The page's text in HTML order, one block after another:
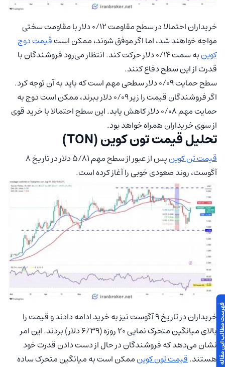
خریداران احتمالا در سطح مقاومت ۰/۱۲ دلار با مقاومت سختی
مواجه خواهند شد، اما اگر موفق شوند، ممکن استقیمت دوج
کوین
به سمت ۰/۱۴ دلار حرکت کند. انتظار می‌رود فروشندگان با
قدرت از این سطح دفاع کنند.
سطح حمایت ۰/۰۹ دلار سطحی مهم است که باید به آن توجه کرد.
اگر فروشندگان قیمت را زیر ۰/۰۹ دلار ببرند، ممکن است دوج به
حمایت مهم ۰/۰۸ دلار کاهش یابد. این سطح احتمالا با خرید قوی
از سوی خریداران همراه خواهد بود.
تحلیل قیمت تون کوین (TON)
قیمت تن کوین
پس از عبور از سطح مهم ۵/۸۱ دلار در تاریخ ۸
آگوست، روند صعودی خوبی را آغاز کرده است.
خریداران در تاریخ ۹ آگوست نیز به خرید ادامه دادند و قیمت را
بالای میانگین متحرک نمایی ۲۰ روزه (۶/۳۹ دلار) بردند. این امر
نشان می‌دهد که فروشندگان در حال از دست دادن قدرت خود
هستند.قیمت تون کوینممکن است به میانگین متحرک ساده
مقاله